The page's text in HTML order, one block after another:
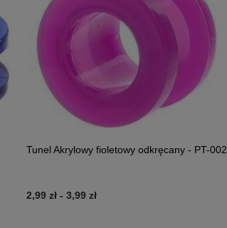
Tunel Akrylowy fioletowy odkręcany - PT-002
2,99 zł - 3,99 zł